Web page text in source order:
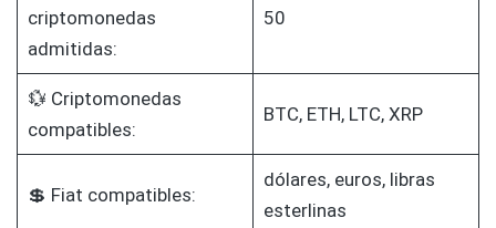
criptomonedas
admitidas:
50
💱 Criptomonedas
compatibles:
BTC, ETH, LTC, XRP
💲 Fiat compatibles:
dólares, euros, libras
esterlinas